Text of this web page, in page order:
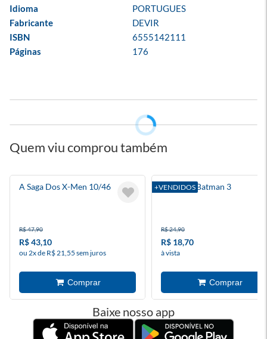
Idioma
PORTUGUES
Fabricante
DEVIR
ISBN
6555142111
Páginas
176
Quem viu comprou também
A Saga Dos X-Men 10/46
R$ 47,90
R$ 43,10
ou 2x de R$ 21,55 sem juros
+VENDIDOS
Absolute Batman 3
R$ 24,90
R$ 18,70
à vista
Baixe nosso app